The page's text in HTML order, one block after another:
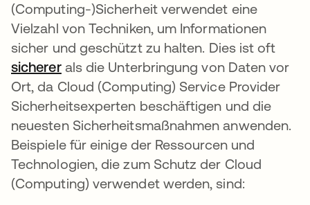
(Computing-)Sicherheit verwendet eine
Vielzahl von Techniken, um Informationen
sicher und geschützt zu halten. Dies ist oft
sichererwird in einer neuen Registerkarte
als die Unterbringung von Daten vor
Ort, da Cloud (Computing) Service Provider
Sicherheitsexperten beschäftigen und die
neuesten Sicherheitsmaßnahmen anwenden.
Beispiele für einige der Ressourcen und
Technologien, die zum Schutz der Cloud
(Computing) verwendet werden, sind: